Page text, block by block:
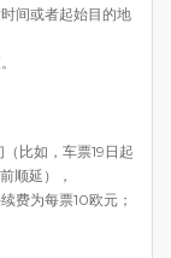
间或者起始目的地
比如，车票19日起
顺延），
费为每票10欧元；